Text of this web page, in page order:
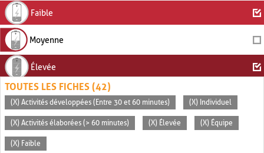
Faible
Moyenne
Élevée
TOUTES LES FICHES (42)
(X) Activités développées (Entre 30 et 60 minutes) (X) Individuel
(X) Activités élaborées (> 60 minutes) (X) Élevée (X) Équipe
(X) Faible